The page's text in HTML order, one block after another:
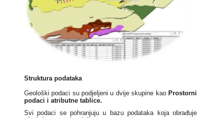
Struktura podataka
Geološki podaci su podjeljeni u dvije skupine kao Prostorni
podaci i atributne tablice.
Svi podaci se pohranjuju u bazu podataka koja obrađuje